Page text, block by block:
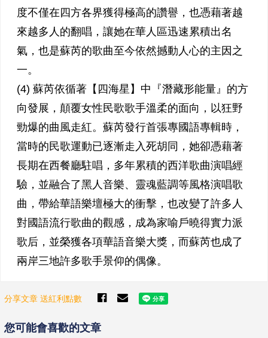
度不僅在四方各界獲得極高的讚譽，也憑藉著越
來越多人的翻唱，讓她在華人區迅速累積出名
氣，也是蘇芮的歌曲至今依然撼動人心的主因之
一。
(4) 蘇芮依循著【四海星】中『潛藏形能量』的方
向發展，顛覆女性民歌歌手溫柔的面向，以狂野
勁爆的曲風走紅。蘇芮發行首張專國語專輯時，
當時的民歌運動已逐漸走入死胡同，她卻憑藉著
長期在西餐廳駐唱，多年累積的西洋歌曲演唱經
驗，並融合了黑人音樂、靈魂藍調等風格演唱歌
曲，帶給華語樂壇極大的衝擊，也改變了許多人
對國語流行歌曲的觀感，成為家喻戶曉得實力派
歌后，並榮獲各項華語音樂大獎，而蘇芮也成了
兩岸三地許多歌手景仰的偶像。
分享文章 送紅利點數
您可能會喜歡的文章